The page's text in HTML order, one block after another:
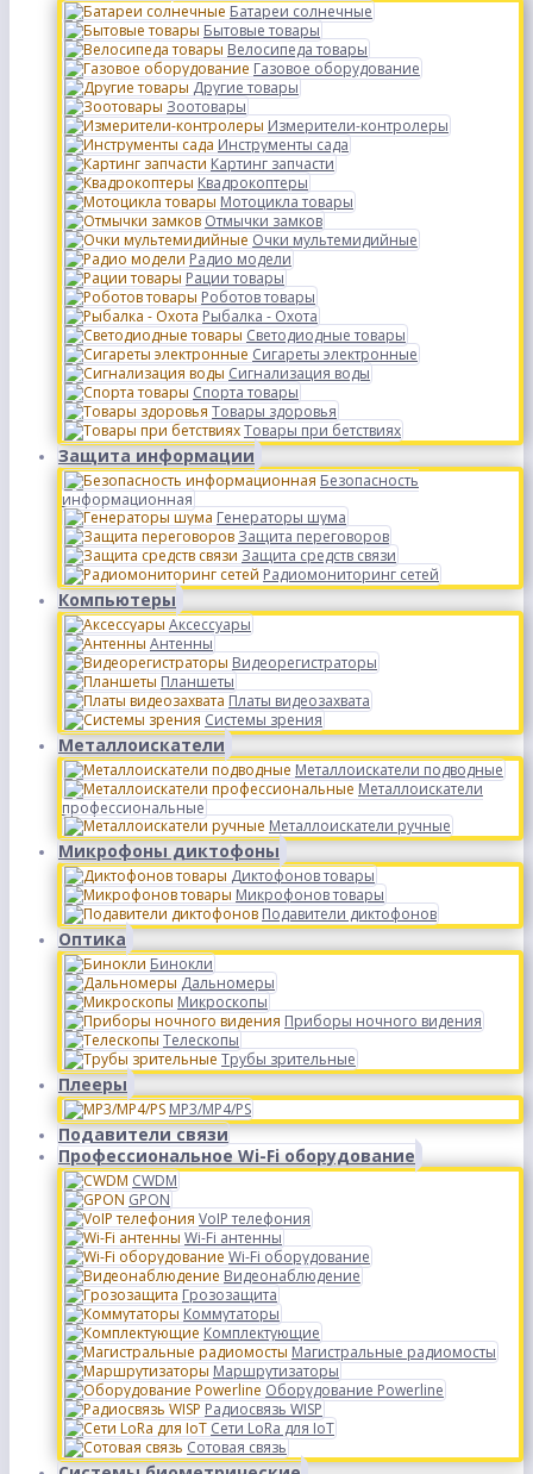
Батареи солнечные
Бытовые товары
Велосипеда товары
Газовое оборудование
Другие товары
Зоотовары
Измерители-контролеры
Инструменты сада
Картинг запчасти
Квадрокоптеры
Мотоцикла товары
Отмычки замков
Очки мультемидийные
Радио модели
Рации товары
Роботов товары
Рыбалка - Охота
Светодиодные товары
Сигареты электронные
Сигнализация воды
Спорта товары
Товары здоровья
Товары при бетствиях
Защита информации
Безопасность
информационная
Генераторы шума
Защита переговоров
Защита средств связи
Радиомониторинг сетей
Компьютеры
Аксессуары
Антенны
Видеорегистраторы
Планшеты
Платы видеозахвата
Системы зрения
Металлоискатели
Металлоискатели подводные
Металлоискатели
профессиональные
Металлоискатели ручные
Микрофоны диктофоны
Диктофонов товары
Микрофонов товары
Подавители диктофонов
Оптика
Бинокли
Дальномеры
Микроскопы
Приборы ночного видения
Телескопы
Трубы зрительные
Плееры
MP3/MP4/PS
Подавители связи
Профессиональное Wi-Fi оборудование
CWDM
GPON
VoIP телефония
Wi-Fi антенны
Wi-Fi оборудование
Видеонаблюдение
Грозозащита
Коммутаторы
Комплектующие
Магистральные радиомосты
Маршрутизаторы
Оборудование Powerline
Радиосвязь WISP
Сети LoRa для IoT
Сотовая связь